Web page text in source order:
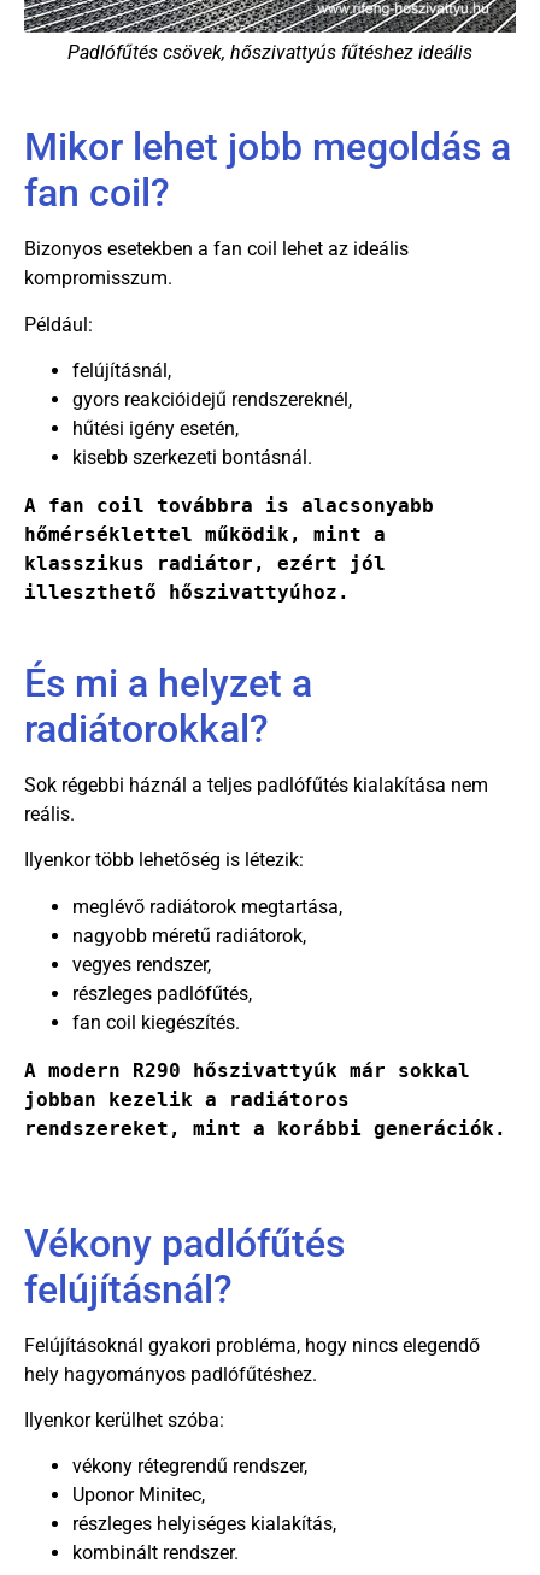
Padlófűtés csövek, hőszivattyús fűtéshez ideális
Mikor lehet jobb megoldás a
fan coil?
Bizonyos esetekben a fan coil lehet az ideális
kompromisszum.
Például:
felújításnál,
gyors reakcióidejű rendszereknél,
hűtési igény esetén,
kisebb szerkezeti bontásnál.
A fan coil továbbra is alacsonyabb
hőmérséklettel működik, mint a
klasszikus radiátor, ezért jól
illeszthető hőszivattyúhoz.
És mi a helyzet a
radiátorokkal?
Sok régebbi háznál a teljes padlófűtés kialakítása nem
reális.
Ilyenkor több lehetőség is létezik:
meglévő radiátorok megtartása,
nagyobb méretű radiátorok,
vegyes rendszer,
részleges padlófűtés,
fan coil kiegészítés.
A modern R290 hőszivattyúk már sokkal
jobban kezelik a radiátoros
rendszereket, mint a korábbi generációk.
Vékony padlófűtés
felújításnál?
Felújításoknál gyakori probléma, hogy nincs elegendő
hely hagyományos padlófűtéshez.
Ilyenkor kerülhet szóba:
vékony rétegrendű rendszer,
Uponor Minitec,
részleges helyiséges kialakítás,
kombinált rendszer.